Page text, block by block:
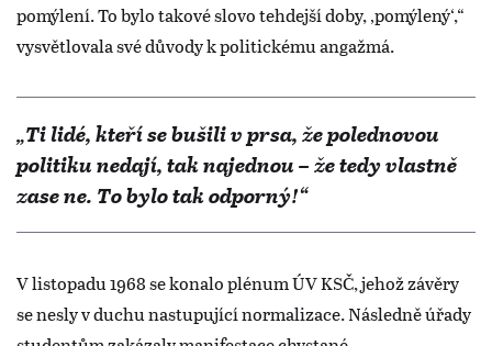
pomýlení. To bylo takové slovo tehdejší doby, ‚pomýlený‘,“
vysvětlovala své důvody k politickému angažmá.
„Ti lidé, kteří se bušili v prsa, že polednovou
politiku nedají, tak najednou – že tedy vlastně
zase ne. To bylo tak odporný!“
V listopadu 1968 se konalo plénum ÚV KSČ, jehož závěry
se nesly v duchu nastupující normalizace. Následně úřady